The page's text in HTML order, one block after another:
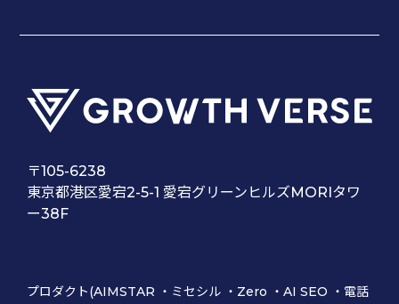
〒105-6238
東京都港区愛宕2-5-1 愛宕グリーンヒルズMORIタワ
ー38F
プロダクト(AIMSTAR ・ ミセシル ・ Zero ・AI SEO ・ 電話